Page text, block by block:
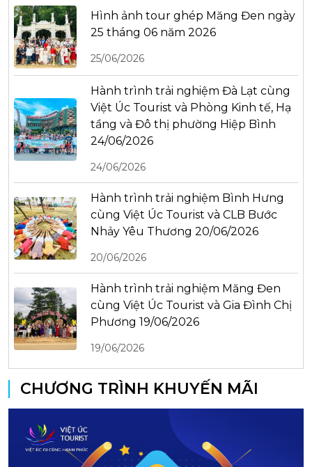
Hình ảnh tour ghép Măng Đen ngày
25 tháng 06 năm 2026
25/06/2026
Hành trình trải nghiệm Đà Lạt cùng
Việt Úc Tourist và Phòng Kinh tế, Hạ
tầng và Đô thị phường Hiệp Bình
24/06/2026
24/06/2026
Hành trình trải nghiệm Bình Hưng
cùng Việt Úc Tourist và CLB Bước
Nhảy Yêu Thương 20/06/2026
20/06/2026
Hành trình trải nghiệm Măng Đen
cùng Việt Úc Tourist và Gia Đình Chị
Phương 19/06/2026
19/06/2026
CHƯƠNG TRÌNH KHUYẾN MÃI